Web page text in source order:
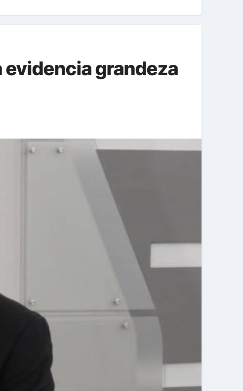
evidencia grandeza